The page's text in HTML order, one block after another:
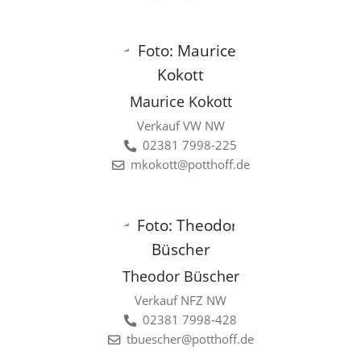
Maurice Kokott
Verkauf VW NW
02381 7998-225
mkokott@potthoff.de
Theodor Büscher
Verkauf NFZ NW
02381 7998-428
tbuescher@potthoff.de